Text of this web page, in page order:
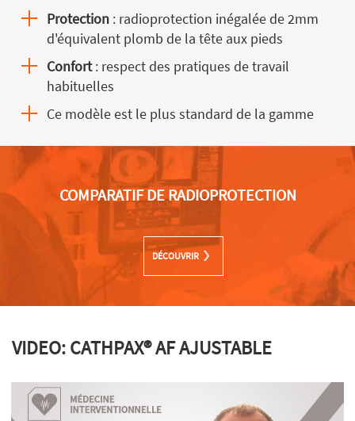
Protection : radioprotection inégalée de 2mm
d'équivalent plomb de la tête aux pieds
Confort: respect des pratiques de travail
habituelles
Ce modèle est le plus standard de la gamme
COMPARATIF DE RADIOPROTECTION
DÉCOUVRIR
VIDEO: CATHPAX® AF AJUSTABLE